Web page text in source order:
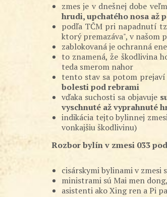
zmes je v dnešnej dobe
hrudi, upchatého nosa až
podľa TČM pri napadnutí
ktorý premazáva", v našom
zablokovaná je ochranná
to znamená, že škodlivina
teda smerom nahor
tento stav sa potom
bolesti pod rebrami
vďaka suchosti sa objavuje
vyschnuté až vyprahnuté
indikácia tejto bylinnej
vonkajšiu škodlivinu)
Rozbor bylín v zmesi 033
cisárskymi bylinami v zmesi
ministrami sú Mai men
asistenti ako Xing ren a Pi